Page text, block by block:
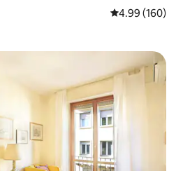
5 पैकी 4.99
4.99 (160)